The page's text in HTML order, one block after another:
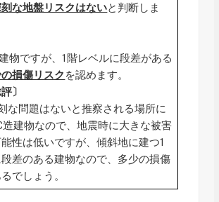
な地盤リスクはないと判断しま
物ですが、1階レベルに段差がある
損傷リスク を認めます。
〕
な問題はないと推察される場所に
造建物なので、地震時に大きな被害
性は低いですが、傾斜地に建つ1
差のある建物なので、多少の損傷
でしょう。